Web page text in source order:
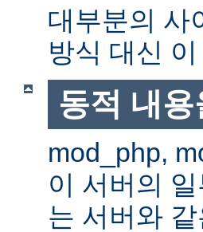
대부분의 사
방식 대신
동적 내
mod_php,
이 서버의
는 서버와